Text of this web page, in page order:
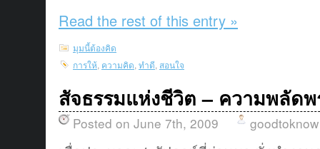
Read the rest of this entry »
มุมนี้ต้องคิด
การให้ ความคิด ทำดี สอนใจ
สัจธรรมแห่งชีวิต – ความพลัดพ
Posted on June 7th, 2009 goodtoknow